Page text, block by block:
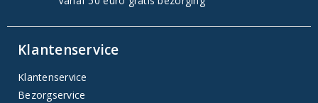
Klantenservice
Klantenservice
Bezorgservice